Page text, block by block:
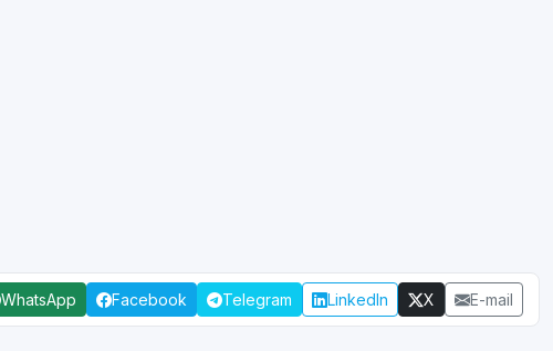
WhatsApp Facebook Telegram LinkedIn X E-mail